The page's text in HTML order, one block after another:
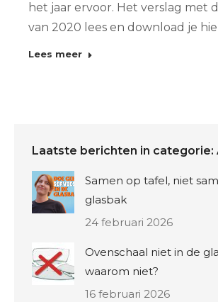
het jaar ervoor. Het verslag met
van 2020 lees en download je
Lees meer
Laatste berichten in categorie:
Samen op tafel, niet
glasbak
24 februari 2026
Ovenschaal niet in de
waarom niet?
16 februari 2026